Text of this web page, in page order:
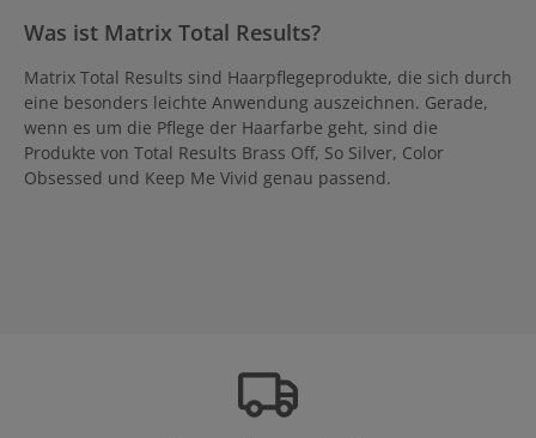
Was ist Matrix Total Results?
Matrix Total Results sind Haarpflegeprodukte, die sich durch
eine besonders leichte Anwendung auszeichnen. Gerade,
wenn es um die Pflege der Haarfarbe geht, sind die
Produkte von Total Results Brass Off, So Silver, Color
Obsessed und Keep Me Vivid genau passend.